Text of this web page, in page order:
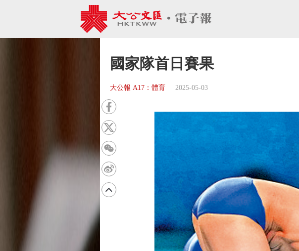
國家隊首日賽果
大公報 A17：體育 2025-05-03